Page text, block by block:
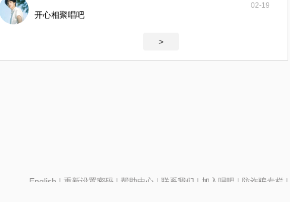
02-19
开心相聚唱吧
>
English | 重新设置密码| 帮助中心 | 联系我们 | 加入唱吧 | 防诈骗专栏 |